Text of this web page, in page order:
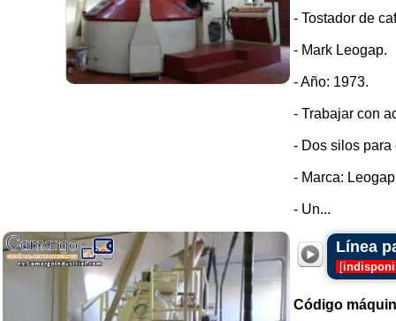
- Tostador de
- Mark Leogap.
- Año: 1973.
- Trabajar con
- Dos silos para
- Marca:
- Un...
Línea
[
Código